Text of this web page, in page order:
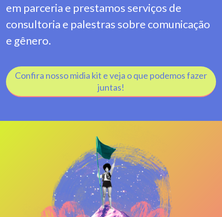
em parceria e prestamos serviços de
consultoria e palestras sobre comunicação
e gênero.
Confira nosso midia kit e veja o que podemos fazer
juntas!